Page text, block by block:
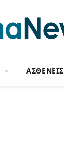
ΑΣΘΕΝΕΙΣ